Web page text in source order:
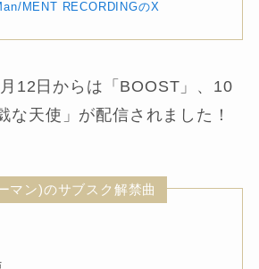
MENT RECORDINGのX
12日からは「BOOST」、10
な天使」が配信されました！
マン)のサブスク解禁曲